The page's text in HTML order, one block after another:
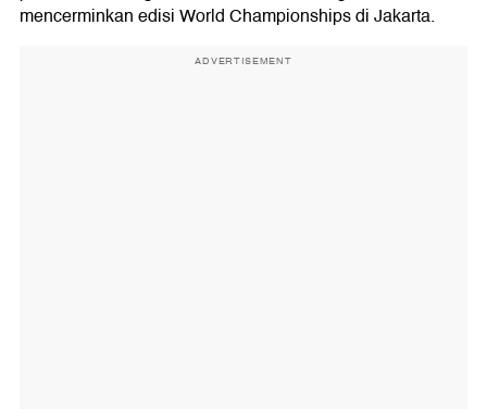
mencerminkan edisi World Championships di Jakarta.
ADVERTISEMENT